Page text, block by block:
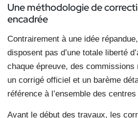
Une méthodologie de
encadrée
Contrairement à une idée
disposent pas d’une totale liberté
chaque épreuve, des commissions
un corrigé officiel et un barème
référence à l’ensemble des
Avant le début des travaux, les